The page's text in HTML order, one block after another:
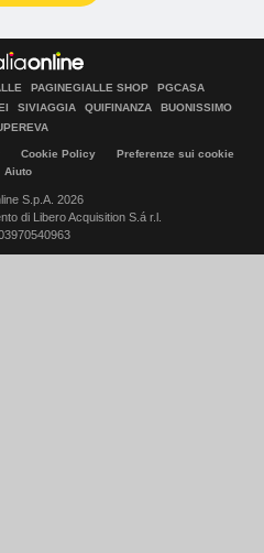
PAGINEGIALLE SHOP
PGCASA
SIVIAGGIA QUIFINANZA
BUONISSIMO
Cookie Policy
Preferenze sui cookie
Aiuto
S.p.A. 2026
di Libero Acquisition S.á r.l.